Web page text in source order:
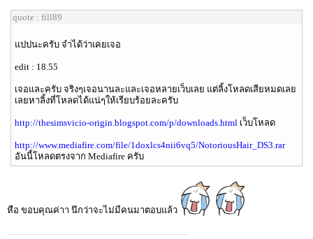
quote : fill89
แปปนะครับ จำได้ว่าเคยเจอ
edit : 18.55
เจอและครับ จริงๆเจอนานละและเจอหลายเว็บเลย แต่ลิ้งโหลดเสียหมดเลย
เลยหาลิ้งที่โหลดได้แน่ๆให้เรียบร้อยละครับ
http://thesimsvicio-origin.blogspot.com/p/downloads.html เว็บโหลด
http://www.mediafire.com/file/1doxlcs4nii6vq5/NotoriousHair_DS3.rar
อันนี้โหลดตรงจาก Mediafire ครับ
หือ ขอบคุณค่าา นึกว่าจะไม่มีคนมาตอบแล้ว